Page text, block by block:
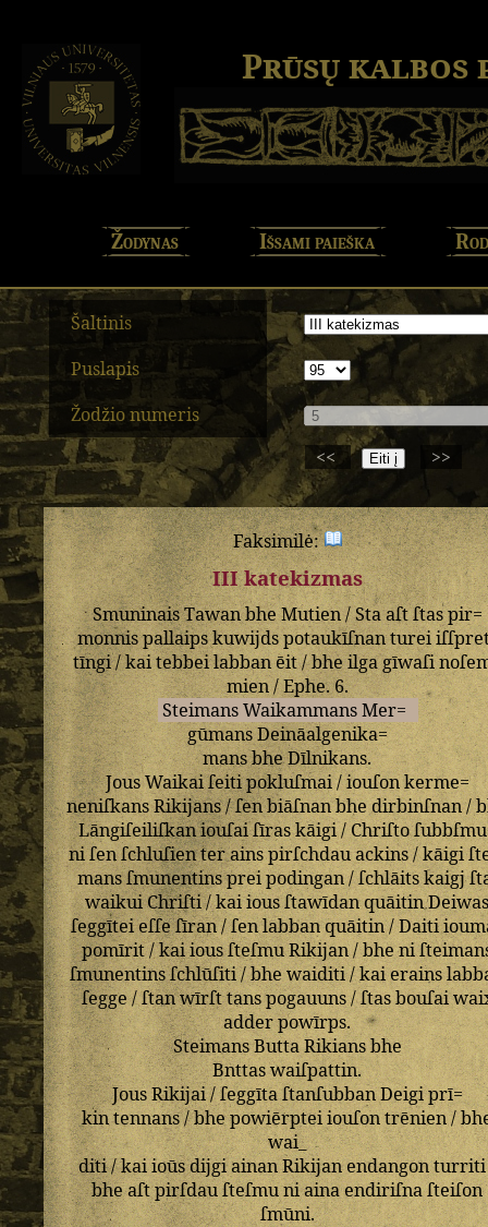
Prūsų kalbos
Žodynas Išsami paieška
Šaltinis
Puslapis
Žodžio numeris
<<
>>
Faksimilė:
III katekizmas
SmuninaisTawanbhe Mutien/Staaſtſtaspir=
monnispallaipskuwijdspotaukīſnanturei
tīngi/kaitebbeilabban ēit/bheilgagīwaſi
mien/Ephe.6.
Steimans Waikammans Mer=
gūmansDeināalgenika=
mans bheDīlnikans.
JousWaikaiſeitipokluſmai/iouſonkerme=
neniſkansRikijans/ſenbiāſnanbhedirbinſnan/
Lāngiſeiliſkaniouſaiſīraskāigi/Chriſtoſubbſmu
niſenſchluſienterainspirſchdauackins/kāigi
mansſmunentinspreipodingan/ſchlāitskaigj
waikuiChriſti/kaiiousſtawīdanquāitin
ſeggīteieſſeſīran/ſenlabbanquāitin/Daiti
pomīrit/kaiiousſteſmuRikijan/bhe ni
ſmunentinsſchlūſiti/bhe waiditi/kai erains
ſegge/ſtanwīrſttanspogauuns/ſtasbouſai
adder powīrps.
SteimansButtaRikiansbhe
Bnttaswaiſpattin.
JousRikijai/ſeggītaſtanſubbanDeigiprī=
kintennans/bhepowiērptei iouſon trēnien/
wai_
diti/kai ioūs dijgiainanRikijan endangon turriti
bheaſt pirſdauſteſmuni ainaendiriſna ſteiſon
ſmūni.